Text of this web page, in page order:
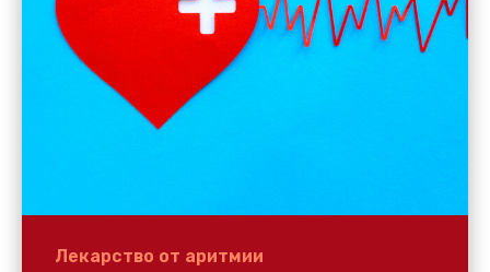
Лекарство от аритмии